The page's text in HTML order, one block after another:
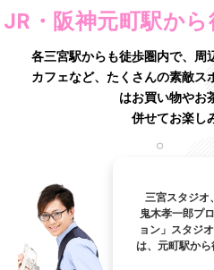
JR・阪神元町駅から
各三宮駅からも徒歩圏内で、周
カフェなど、たくさんの素敵ス
はお買い物やお
併せてお楽し
三宮スタジオ
鬼木孝一郎プ
ョン」スタジ
は、元町駅か